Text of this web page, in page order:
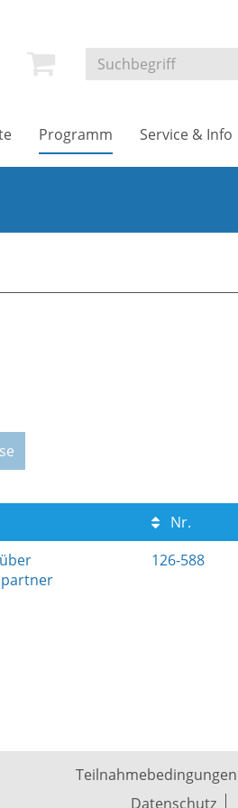
Programm Service & Info
Nr.
126-588
Teilnahmebedingungen
Datenschutz